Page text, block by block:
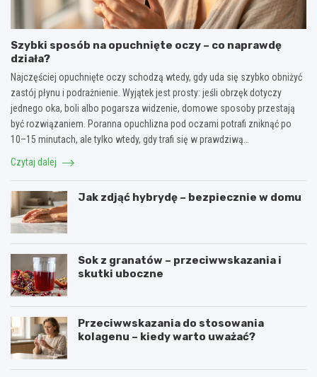
Szybki sposób na opuchnięte oczy – co naprawdę
działa?
Najczęściej opuchnięte oczy schodzą wtedy, gdy uda się szybko obniżyć
zastój płynu i podrażnienie. Wyjątek jest prosty: jeśli obrzęk dotyczy
jednego oka, boli albo pogarsza widzenie, domowe sposoby przestają
być rozwiązaniem. Poranna opuchlizna pod oczami potrafi zniknąć po
10–15 minutach, ale tylko wtedy, gdy trafi się w prawdziwą…
Czytaj dalej
Jak zdjąć hybrydę – bezpiecznie w domu
Sok z granatów – przeciwwskazania i
skutki uboczne
Przeciwwskazania do stosowania
kolagenu – kiedy warto uważać?